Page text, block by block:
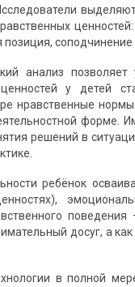
соподчинение
анализ
у детей
нравственные
форме.
решений в
ребёнок
досуг, а
в полной